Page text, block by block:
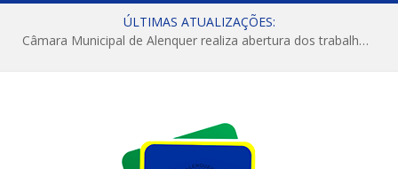
ÚLTIMAS ATUALIZAÇÕES:
Câmara Municipal de Alenquer realiza abertura dos trabalhos do 4º Período Legislativo